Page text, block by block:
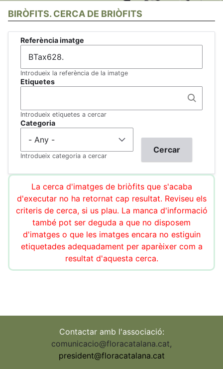
BIRÒFITS. CERCA DE BRIÒFITS
Referència imatge
Introdueix la referència de la imatge
Etiquetes
Introdueix etiquetes a cercar
Categoria
Introdueix categoria a cercar
La cerca d'imatges de briòfits que s'acaba
d'executar no ha retornat cap resultat. Reviseu els
criteris de cerca, si us plau. La manca d'informació
també pot ser deguda a que no disposem
d'imatges o que les imatges encara no estiguin
etiquetades adequadament per aparèixer com a
resultat d'aquesta cerca.
Contactar amb l'associació:
comunicacio@floracatalana.cat,
president@floracatalana.cat